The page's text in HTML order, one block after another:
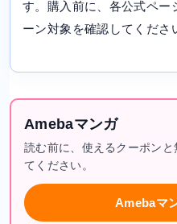
す。購入前に、各公式ペー
ーン対象を確認してくださ
Amebaマンガ
読む前に、使えるクーポン
てください。
Amebaマ